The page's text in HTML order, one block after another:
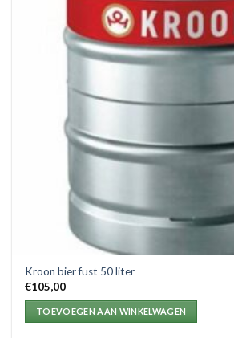
Kroon bier fust 50 liter
€105,00
TOEVOEGEN AAN WINKELWAGEN